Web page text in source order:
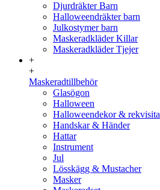
Djurdräkter Barn
Halloweendräkter barn
Julkostymer barn
Maskeradkläder Killar
Maskeradkläder Tjejer
+
+
Maskeradtillbehör
Glasögon
Halloween
Halloweendekor & rekvisita
Handskar & Händer
Hattar
Instrument
Jul
Lösskägg & Mustacher
Masker